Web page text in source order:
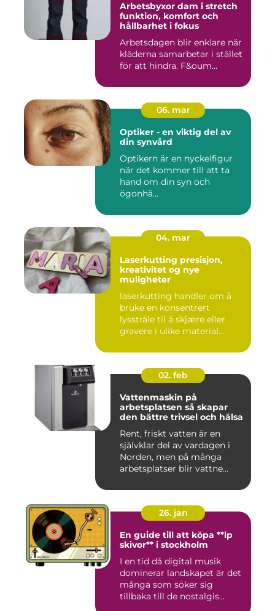
Arbetsbyxor dam i stretch
funktion, komfort och
hållbarhet i fokus
Arbetsdagen blir enklare när
kläderna samarbetar i stället
för att hindra. F&oum...
06. mar
Optiker - en viktig del av
din synvård
Optikern är en nyckelfigur
när det kommer till att ta
hand om din syn och
ögonhä...
04. mar
Laserkutting presisjon,
kreativitet og nye
muligheter
laserkutting handler om å
bruke en konsentrert
lysstråle til å skjære eller
gravere i ulike material...
02. feb
Vattenmaskin på
arbetsplatsen så skapar
den bättre trivsel och hälsa
Rent, friskt vatten är en
självklar del av vardagen i
Norden, men på många
arbetsplatser blir vattne...
26. jan
En guide till att köpa **lp
skivor** i stockholm
I en tid då digital musik
dominerar landskapet är det
många som söker sig
tillbaka till de nostalgis...